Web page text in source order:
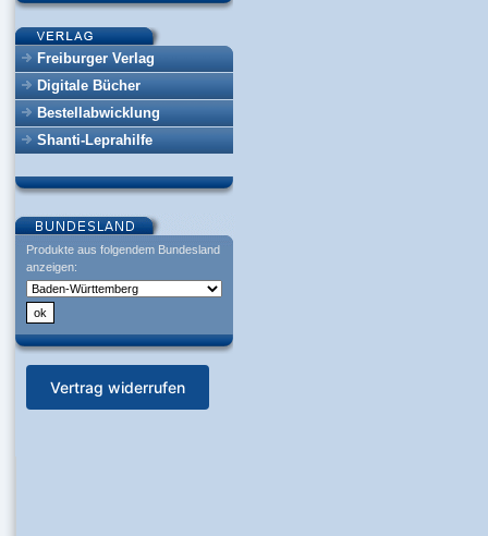
Freiburger Verlag
Digitale Bücher
Bestellabwicklung
Shanti-Leprahilfe
Produkte aus folgendem Bundesland
anzeigen:
Vertrag widerrufen